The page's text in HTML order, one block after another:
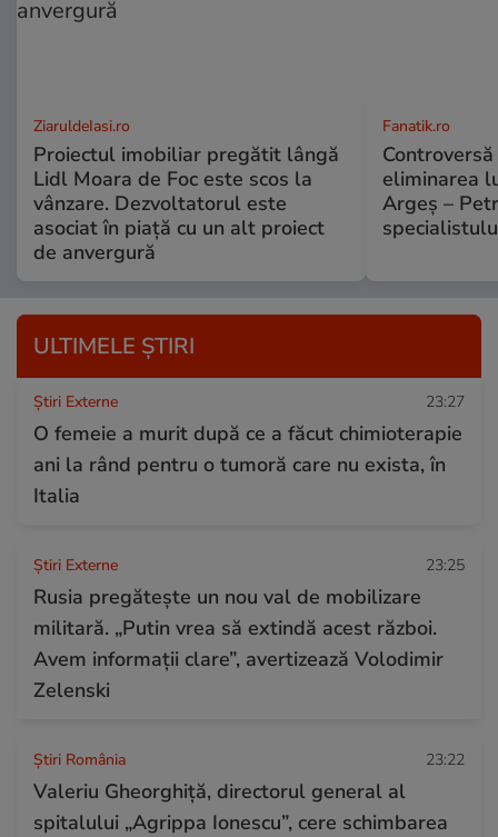
ZiaruldeIasi.ro
Proiectul imobiliar pregătit lângă
Lidl Moara de Foc este scos la
vânzare. Dezvoltatorul este
asociat în piață cu un alt proiect
de anvergură
Fanatik.ro
eliminarea
Argeș –
ULTIMELE ȘTIRI
Știri Externe 23:27
O femeie a murit după ce a făcut chimioterapie
ani la rând pentru o tumoră care nu exista, în
Italia
Știri Externe 23:25
Rusia pregătește un nou val de mobilizare
militară. „Putin vrea să extindă acest război.
Avem informații clare”, avertizează Volodimir
Zelenski
Știri România 23:22
Valeriu Gheorghiță, directorul general al
spitalului „Agrippa Ionescu”, cere schimbarea